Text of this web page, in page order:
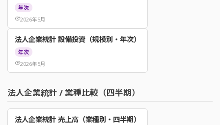
年次
update2026年5月
法人企業統計 設備投資（規模別・年次）
年次
update2026年5月
法人企業統計 / 業種比較（四半期）
法人企業統計 売上高（業種別・四半期）